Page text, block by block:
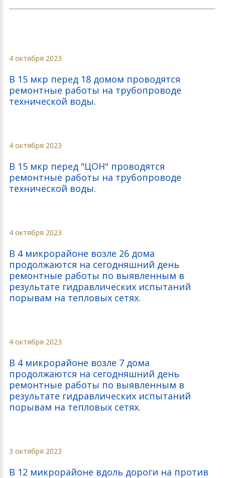
4 октября 2023
В 15 мкр перед 18 домом проводятся
ремонтные работы на трубопроводе
технической воды.
4 октября 2023
В 15 мкр перед "ЦОН" проводятся
ремонтные работы на трубопроводе
технической воды.
4 октября 2023
В 4 микрорайоне возле 26 дома
продолжаются на сегодняшний день
ремонтные работы по выявленным в
результате гидравлических испытаний
порывам на тепловых сетях.
4 октября 2023
В 4 микрорайоне возле 7 дома
продолжаются на сегодняшний день
ремонтные работы по выявленным в
результате гидравлических испытаний
порывам на тепловых сетях.
3 октября 2023
В 12 микрорайоне вдоль дороги на против